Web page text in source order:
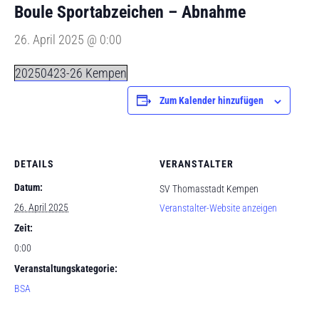
Boule Sportabzeichen – Abnahme
26. April 2025 @ 0:00
20250423-26 Kempen
Zum Kalender hinzufügen
DETAILS
Datum:
26. April 2025
Zeit:
0:00
Veranstaltungskategorie:
BSA
VERANSTALTER
SV Thomasstadt Kempen
Veranstalter-Website anzeigen